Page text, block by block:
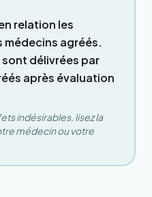
relation les
agréés.
délivrées par
après évaluation
indésirables, lisez la
médecin ou votre